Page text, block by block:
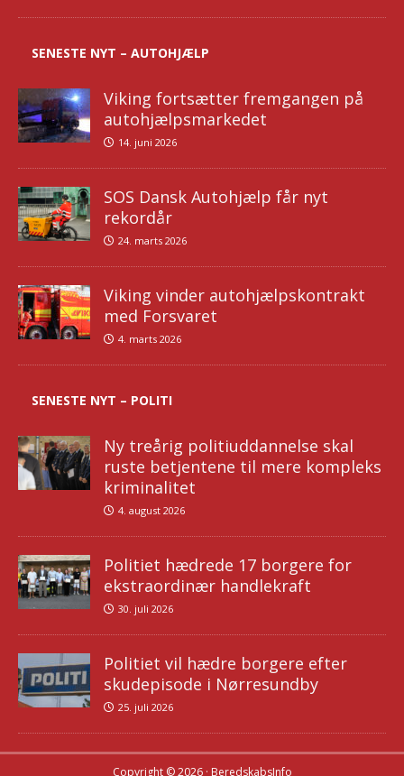
SENESTE NYT – AUTOHJÆLP
Viking fortsætter fremgangen på
autohjælpsmarkedet
14. juni 2026
SOS Dansk Autohjælp får nyt
rekordår
24. marts 2026
Viking vinder autohjælpskontrakt
med Forsvaret
4. marts 2026
SENESTE NYT – POLITI
Ny treårig politiuddannelse skal
ruste betjentene til mere kompleks
kriminalitet
4. august 2026
Politiet hædrede 17 borgere for
ekstraordinær handlekraft
30. juli 2026
Politiet vil hædre borgere efter
skudepisode i Nørresundby
25. juli 2026
Copyright © 2026 · BeredskabsInfo